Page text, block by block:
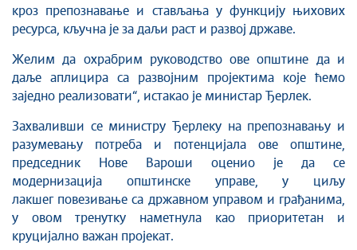
кроз препознавање и стављања у функцију њихових
ресурса, кључна је за даљи раст и развој државе.
Желим да охрабрим руководство ове општине да и
даље аплицира са развојним пројектима које ћемо
заједно реализовати“, истакао је министар Ђерлек.
Захваливши се министру Ђерлеку на препознавању и
разумевању потреба и потенцијала ове општине,
председник Нове Вароши оценио је да се
модернизација општинске управе, у циљу
лакшег повезивање са државном управом и грађанима
у овом тренутку наметнула као приоритетан
и
круцијално важан пројекат.